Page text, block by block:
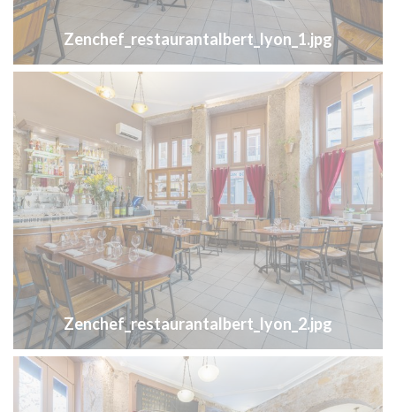
Zenchef_restaurantalbert_lyon_1.jpg
Zenchef_restaurantalbert_lyon_2.jpg